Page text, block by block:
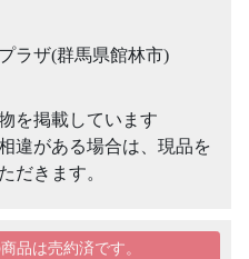
ラザ(群馬県館林市)
を掲載しています
違がある場合は、現品を
だきます。
品は売約済です。